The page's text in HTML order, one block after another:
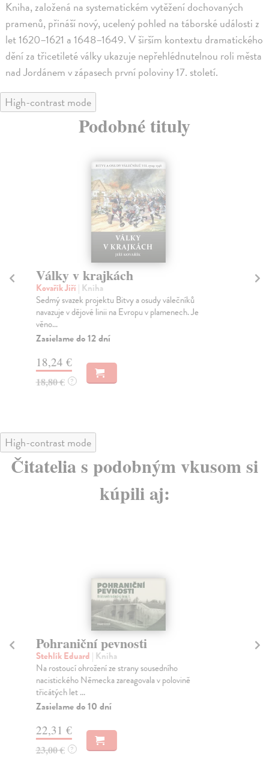
Kniha, založená na systematickém vytěžení dochovaných
pramenů, přináší nový, ucelený pohled na táborské události z
let 1620–1621 a 1648–1649. V širším kontextu dramatického
dění za třicetileté války ukazuje nepřehlédnutelnou roli města
nad Jordánem v zápasech první poloviny 17. století.
High-contrast mode
Podobné tituly
Války v krajkách
Kovařík Jiří | Kniha
Sedmý svazek projektu Bitvy a osudy válečníků
navazuje v dějové linii na Evropu v plamenech. Je
věno...
Zasielame do 12 dní
18,24 €
18,80 € ?
High-contrast mode
Čitatelia s podobným vkusom si
kúpili aj:
Pohraniční pevnosti
Stehlík Eduard | Kniha
Na rostoucí ohrožení ze strany sousedního
nacistického Německa zareagovala v polovině
třicátých let ...
Zasielame do 10 dní
22,31 €
23,00 € ?